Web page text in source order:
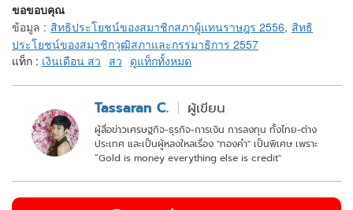
ขอขอบคุณ
ข้อมูล : สิทธิประโยชน์ของสมาชิกสภาผู้แทนราษฎร 2556, สิทธิ
ประโยชน์ของสมาชิกวุฒิสภาและกรรมาธิการ 2557
แท็ก : เงินเดือน สว สว ดูแท็กทั้งหมด
Tassaran C. ผู้เขียน
ผู้สื่อข่าวเศรษฐกิจ-ธุรกิจ-การเงิน การลงทุน ทั้งไทย-ต่าง
ประเทศ และเป็นผู้หลงใหลเรื่อง "ทองคำ" เป็นพิเศษ เพราะ
“Gold is money everything else is credit"